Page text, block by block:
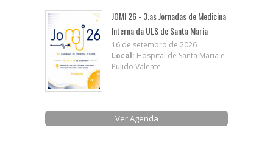
JOMI 26 - 3.as Jornadas de Medicina
Interna da ULS de Santa Maria
16 de setembro de 2026
Local: Hospital de Santa Maria e
Pulido Valente
Ver Agenda